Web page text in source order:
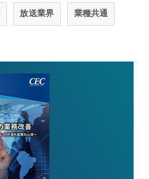
放送業界 業種共通